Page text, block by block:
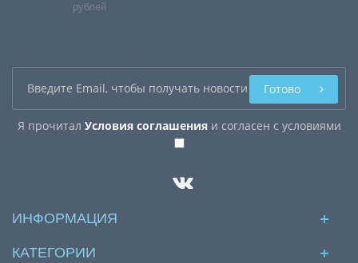
рублей
Я прочитал Условия соглашенияи согласен с условиями
Готово
ИНФОРМАЦИЯ
КАТЕГОРИИ